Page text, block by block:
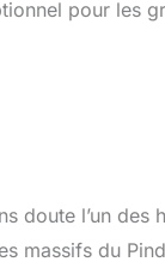
pour les
doute l’un des
massifs du